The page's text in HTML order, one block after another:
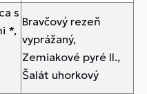
s
*,
Bravčový rezeň
vyprážaný,
Zemiakové pyré II.,
Šalát uhorkový